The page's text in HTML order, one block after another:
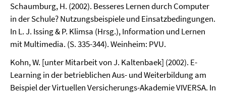
Schaumburg, H. (2002). Besseres Lernen durch Computer
in der Schule? Nutzungsbeispiele und Einsatzbedingungen.
In L. J. Issing & P. Klimsa (Hrsg.), Information und Lernen
mit Multimedia. (S. 335-344). Weinheim: PVU.
Kohn, W. [unter Mitarbeit von J. Kaltenbaek] (2002). E-
Learning in der betrieblichen Aus- und Weiterbildung am
Beispiel der Virtuellen Versicherungs-Akademie VIVERSA. In